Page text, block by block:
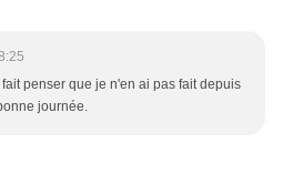
penser que je n'en ai pas fait depuis
journée.